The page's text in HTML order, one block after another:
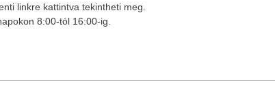
linkre kattintva tekintheti meg.
8:00-tól 16:00-ig.